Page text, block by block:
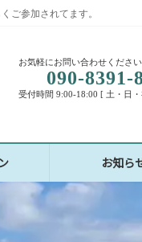
ご参加されてます。
お気軽にお問い合わせください
090-8391-
受付時間 9:00-18:00 [ 土・日
お知ら